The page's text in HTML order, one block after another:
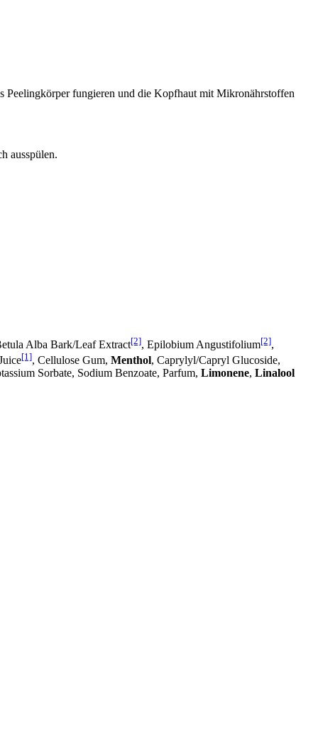
Peelingkörper fungieren und die Kopfhaut mit Mikronährstoffen
ausspülen.
Alba Bark/Leaf Extract[2], Epilobium Angustifolium[2],
[1], Cellulose Gum, Menthol, Caprylyl/Capryl Glucoside,
Sorbate, Sodium Benzoate, Parfum, Limonene, Linalool